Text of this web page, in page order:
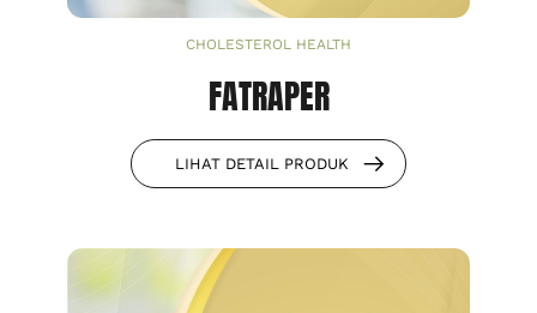
CHOLESTEROL HEALTH
FATRAPER
LIHAT DETAIL PRODUK